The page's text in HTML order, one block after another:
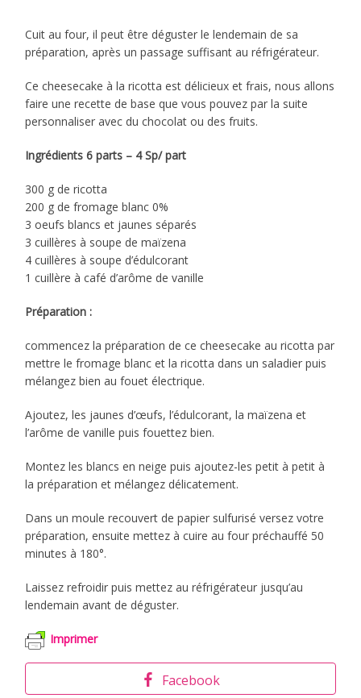
Cuit au four, il peut être déguster le lendemain de sa
préparation, après un passage suffisant au réfrigérateur.
Ce cheesecake à la ricotta est délicieux et frais, nous allons
faire une recette de base que vous pouvez par la suite
personnaliser avec du chocolat ou des fruits.
Ingrédients 6 parts – 4 Sp/ part
300 g de ricotta
200 g de fromage blanc 0%
3 oeufs blancs et jaunes séparés
3 cuillères à soupe de maïzena
4 cuillères à soupe d’édulcorant
1 cuillère à café d’arôme de vanille
Préparation :
commencez la préparation de ce cheesecake au ricotta par
mettre le fromage blanc et la ricotta dans un saladier puis
mélangez bien au fouet électrique.
Ajoutez, les jaunes d’œufs, l’édulcorant, la maïzena et
l’arôme de vanille puis fouettez bien.
Montez les blancs en neige puis ajoutez-les petit à petit à
la préparation et mélangez délicatement.
Dans un moule recouvert de papier sulfurisé versez votre
préparation, ensuite mettez à cuire au four préchauffé 50
minutes à 180°.
Laissez refroidir puis mettez au réfrigérateur jusqu’au
lendemain avant de déguster.
Imprimer
Facebook